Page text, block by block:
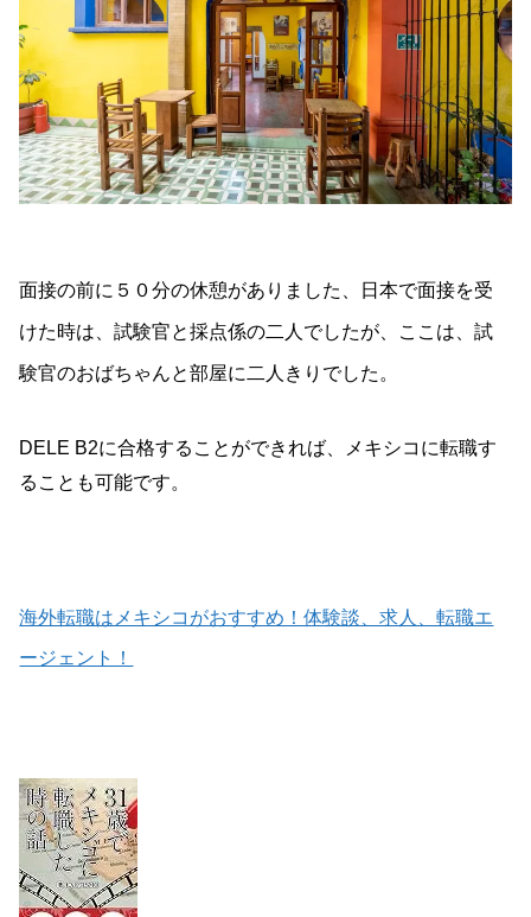
面接の前に５０分の休憩がありました、日本で面接を受
けた時は、試験官と採点係の二人でしたが、ここは、試
験官のおばちゃんと部屋に二人きりでした。
DELE B2に合格することができれば、メキシコに転職す
ることも可能です。
海外転職はメキシコがおすすめ！体験談、求人、転職エ
ージェント！